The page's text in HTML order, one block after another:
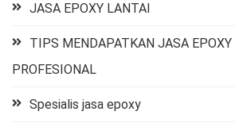
JASA EPOXY LANTAI
TIPS MENDAPATKAN JASA EPOXY
PROFESIONAL
Spesialis jasa epoxy